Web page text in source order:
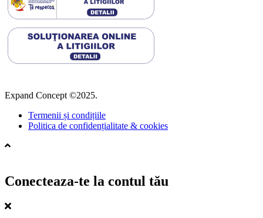
Expand Concept ©2025.
Termenii și condițiile
Politica de confidențialitate & cookies
Conecteaza-te la contul tău